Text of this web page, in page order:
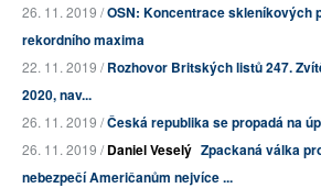
26. 11. 2019 /OSN: Koncentrace skleníkových
rekordního maxima
22. 11. 2019 /Rozhovor Britských listů 247.
2020, nav...
26. 11. 2019 /Česká republika se propadá na
26. 11. 2019 /Daniel Veselý Zpackaná válka
nebezpečí Američanům nejvíce ...